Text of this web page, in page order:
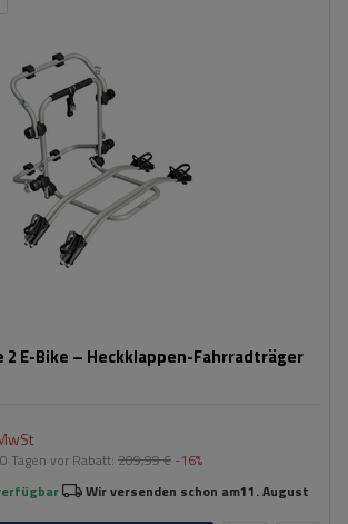
2 E-Bike – Heckklappen-Fahrradträger
45 kg
Aluminiumkonstruktion
Tagen vor Rabatt: 209,99 € -16%
Wir versenden schon am11. August